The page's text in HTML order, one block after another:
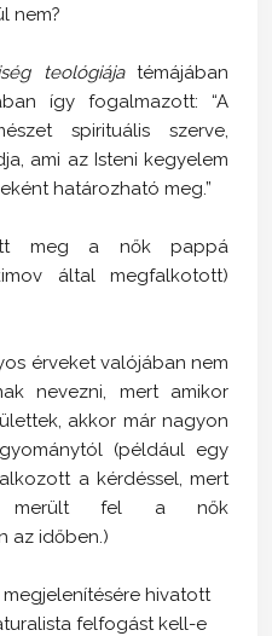
nem?
teológiája témájában
így fogalmazott: “A
spirituális szerve,
ami az Isteni kegyelem
határozható meg.”
meg a nők pappá
által megfalkotott)
érveket valójában nem
nevezni, mert amikor
akkor már nagyon
(például egy
a kérdéssel, mert
merült fel a nők
az időben.)
hivatott
felfogást kell-e